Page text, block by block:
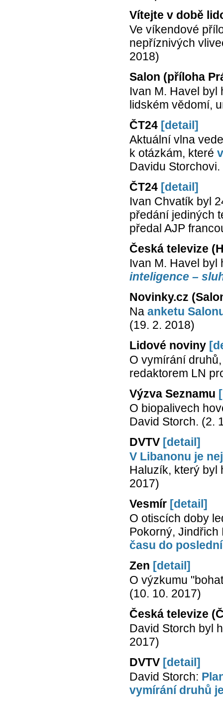
Vítejte v době
Ve víkendové
nepříznivých
2018)
Salon (příloha
Ivan M. Havel
lidském vědomí,
ČT24 [detail]
Aktuální vlna
k otázkám, které
Davidu
ČT24 [detail]
Ivan Chvatík byl
předání jediných
předal AJP
Česká televize
Ivan M. Havel
inteligence –
Novinky.cz
Na anketu
(19. 2. 2018)
Lidové noviny
O vymírání
redaktorem LN
Výzva Seznamu
O biopalivech
David Storch. (2.
DVTV [detail]
V Libanonu je
Haluzík, který byl
2017)
Vesmír [detail]
O otiscích doby
Pokorný,
času do
Zen [detail]
O výzkumu
(10. 10. 2017)
Česká televize
David Storch byl
2017)
DVTV [detail]
David Storch:
vymírání druhů